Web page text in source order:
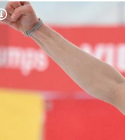
Untermenü
Untermenü
Untermenü
Copyright-Hinweis